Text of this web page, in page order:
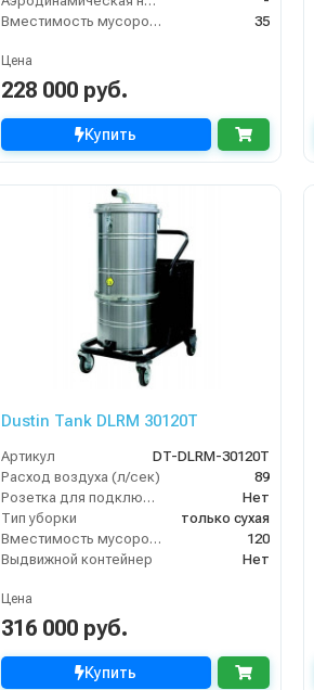
Вместимость мусоросборника (л)
35
Цена
228 000 руб.
Купить
Dustin Tank DLRM 30120T
Артикул
DT-DLRM-30120T
Расход воздуха (л/сек)
89
Розетка для подключения инструмента
Нет
Тип уборки
только сухая
Вместимость мусоросборника (л)
120
Выдвижной контейнер
Нет
Цена
316 000 руб.
Купить